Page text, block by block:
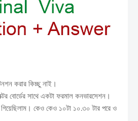
করার কিচ্ছু নাই।
বোর্ডের সাথে একটা ফরমাল কনভারসেশন।
কেও কেও ১০টা ১০.৩০ টার পরে ও